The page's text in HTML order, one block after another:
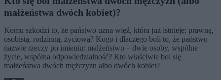
małżeństwa dwóch kobiet)?
Komu szkodzi to, że państwo uzna więź, która już istnieje: prawną,
osobistą, rodzinną, życiową? Kogo i dlaczego boli to, że państwo
nazwie rzeczy po imieniu: małżeństwo – dwie osoby, wspólne
życie, wspólna odpowiedzialność? Kto właściwie boi się
małżeństwa dwóch mężczyzn albo dwóch kobiet?